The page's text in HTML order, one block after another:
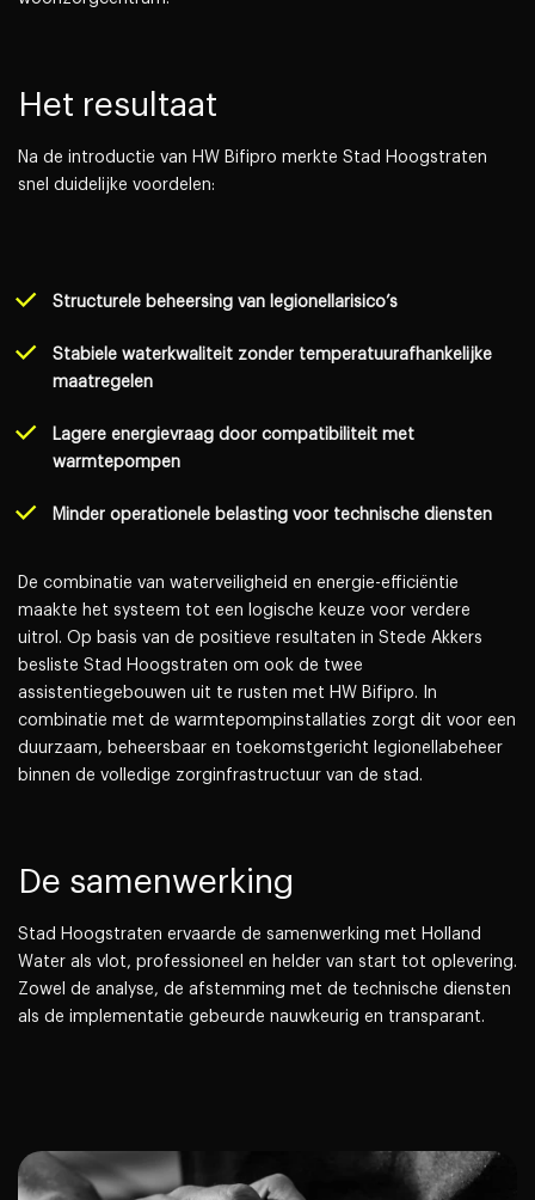
Het resultaat
Na de introductie van HW Bifipro merkte Stad Hoogstraten
snel duidelijke voordelen:
Structurele beheersing van legionellarisico’s
Stabiele waterkwaliteit zonder temperatuurafhankelijke
maatregelen
Lagere energievraag door compatibiliteit met
warmtepompen
Minder operationele belasting voor technische diensten
De combinatie van waterveiligheid en energie-efficiëntie
maakte het systeem tot een logische keuze voor verdere
uitrol. Op basis van de positieve resultaten in Stede Akkers
besliste Stad Hoogstraten om ook de twee
assistentiegebouwen uit te rusten met HW Bifipro. In
combinatie met de warmtepompinstallaties zorgt dit voor een
duurzaam, beheersbaar en toekomstgericht legionellabeheer
binnen de volledige zorginfrastructuur van de stad.
De samenwerking
Stad Hoogstraten ervaarde de samenwerking met Holland
Water als vlot, professioneel en helder van start tot oplevering.
Zowel de analyse, de afstemming met de technische diensten
als de implementatie gebeurde nauwkeurig en transparant.